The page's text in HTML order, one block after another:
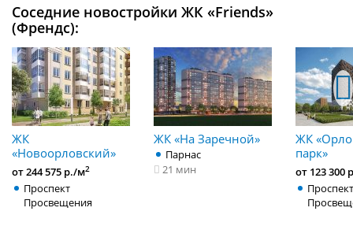
Соседние новостройки ЖК «Friends»
(Френдс):
ЖК
«Новоорловский»
от 244 575 р./м2
Проспект
Просвещения
ЖК «На Заречной»
Парнас
21 мин
ЖК
парк»
от 123 300
Проспект